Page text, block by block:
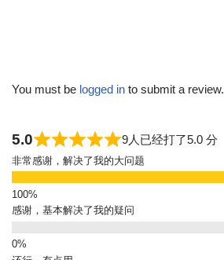
You must be logged in to submit a review.
5.0 9人已经打了5.0 分
非常感谢，解决了我的大问题
感谢，基本解决了我的疑问